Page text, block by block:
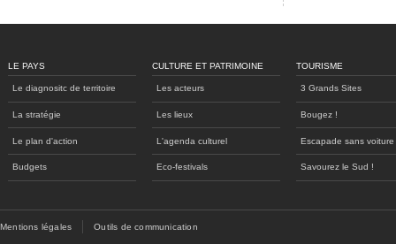
LE PAYS
Le diagnositc de territoire
La stratégie
Le plan d'action
Budgets
CULTURE ET PATRIMOINE
Les acteurs
Les lieux
L'agenda culturel
Eco-festivals
TOURISME
3 Grands Sites
Bougez !
Escapade sans voiture
Savourez le Sud !
Mentions légales Outils de communication